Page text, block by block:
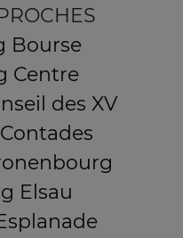
Bourse
Centre
des XV
Elsau